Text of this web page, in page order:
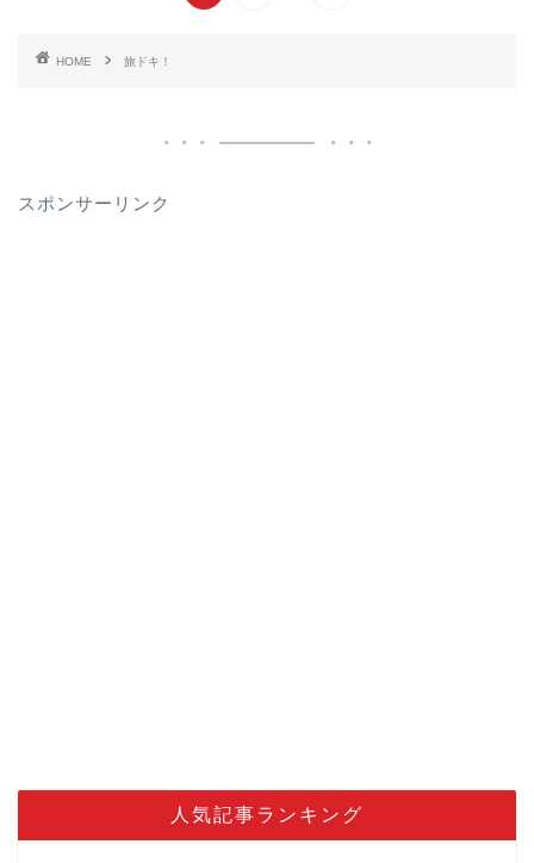
HOME 旅ドキ！
スポンサーリンク
人気記事ランキング